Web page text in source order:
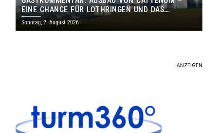
EINE CHANCE FÜR LOTHRINGEN UND DAS
SAARLAND
Sonntag, 2. August 2026
ANZEIGEN